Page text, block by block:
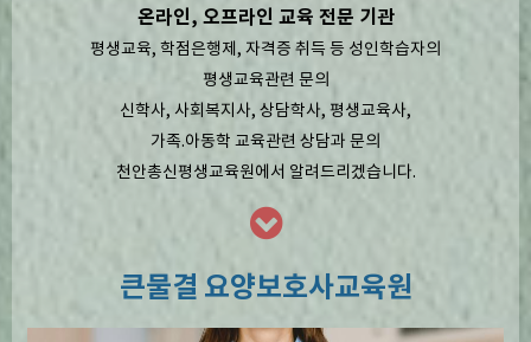
온라인, 오프라인 교육 전문 기관
평생교육, 학점은행제, 자격증 취득 등 성인학습자의
평생교육관련 문의
신학사, 사회복지사, 상담학사, 평생교육사,
가족.아동학 교육관련 상담과 문의
천안총신평생교육원에서 알려드리겠습니다.
큰물결 요양보호사교육원